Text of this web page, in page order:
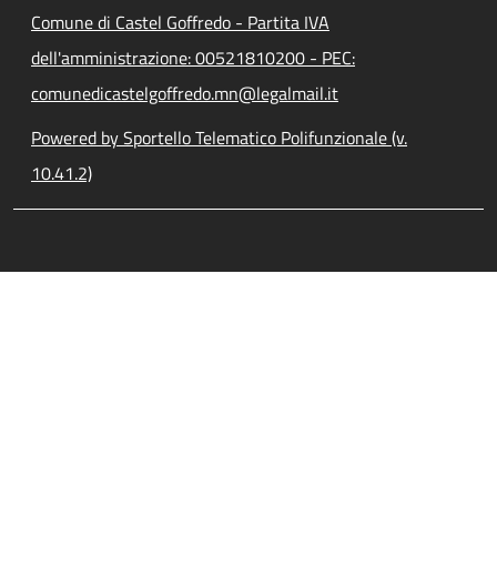
Comune di Castel Goffredo - Partita IVA
dell'amministrazione: 00521810200 - PEC:
comunedicastelgoffredo.mn@legalmail.it
Powered by Sportello Telematico Polifunzionale (v.
10.41.2)